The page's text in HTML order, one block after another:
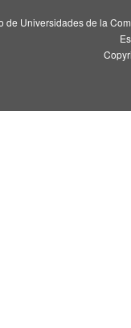
de Universidades de la